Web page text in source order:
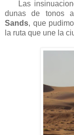
Las
dunas de tonos
Sands, que
la ruta que une la